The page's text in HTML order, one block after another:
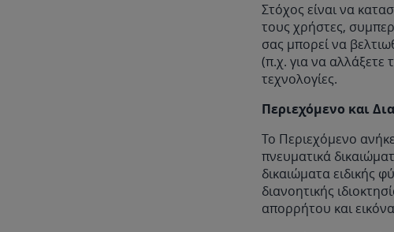
Στόχος είναι να
τους χρήστες,
σας μπορεί να
(π.χ. για να αλλάξετε
τεχνολογίες.
Περιεχόμενο και
Το Περιεχόμενο
πνευματικά
δικαιώματα ειδικής
διανοητικής
απορρήτου και